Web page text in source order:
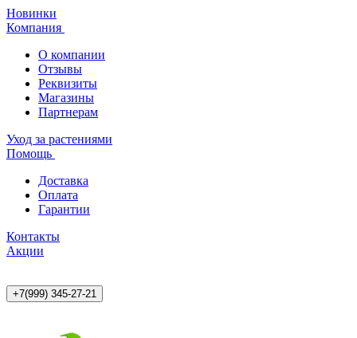
Новинки
Компания
О компании
Отзывы
Реквизиты
Магазины
Партнерам
Уход за растениями
Помощь
Доставка
Оплата
Гарантии
Контакты
Акции
+7(999) 345-27-21